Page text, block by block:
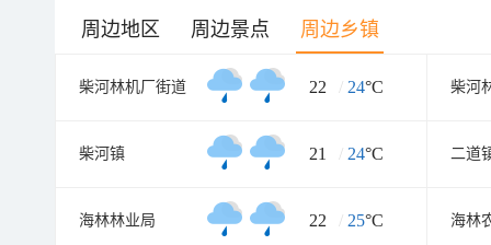
周边地区 周边景点 周边乡镇
柴河林机厂街道 22 / 24°C 柴河
柴河镇 21 / 24°C 二道
海林林业局 22 / 25°C 海林